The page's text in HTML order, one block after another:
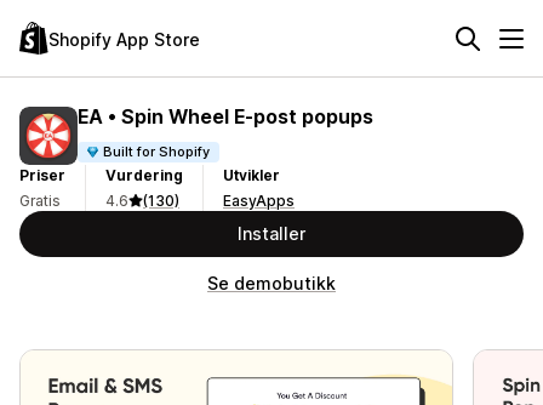
Shopify App Store
EA • Spin Wheel E‑post popups
Built for Shopify
Priser
Gratis
Vurdering
4.6
(130)
Utvikler
EasyApps
Installer
Se demobutikk